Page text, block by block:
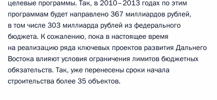
целевые программы. Так, в 2010–2013 годах по этим
программам будет направлено 367 миллиардов рублей,
в том числе 303 миллиарда рублей из федерального
бюджета. К сожалению, пока в настоящее время
на реализацию ряда ключевых проектов развития Дальнего
Востока влияют условия ограничения лимитов бюджетных
обязательств. Так, уже перенесены сроки начала
строительства более 35 объектов.